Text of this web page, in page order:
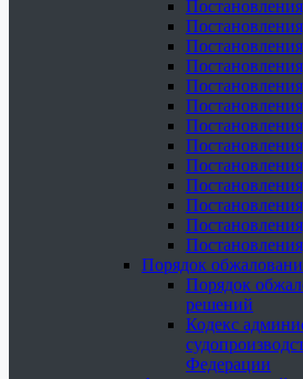
Порядок
Порядок
решений
Кодекс
Федерации